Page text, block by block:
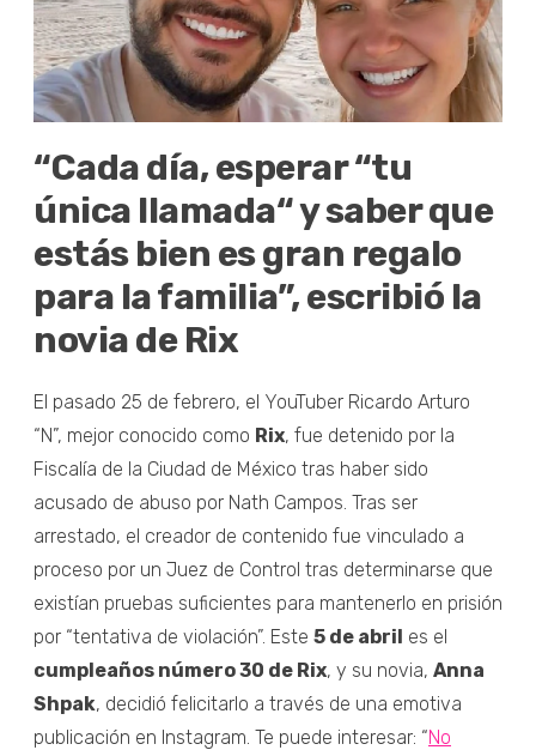
“Cada día, esperar “tu
única llamada“ y saber que
estás bien es gran regalo
para la familia”, escribió la
novia de Rix
El pasado 25 de febrero, el YouTuber Ricardo Arturo
“N”, mejor conocido como Rix, fue detenido por la
Fiscalía de la Ciudad de México tras haber sido
acusado de abuso por Nath Campos. Tras ser
arrestado, el creador de contenido fue vinculado a
proceso por un Juez de Control tras determinarse que
existían pruebas suficientes para mantenerlo en prisión
por “tentativa de violación”. Este 5 de abril es el
cumpleaños número 30 de Rix, y su novia, Anna
Shpak, decidió felicitarlo a través de una emotiva
publicación en Instagram. Te puede interesar: “No